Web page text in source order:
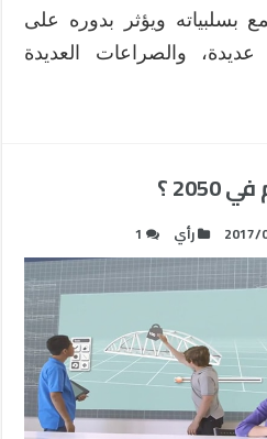
بسلبياته ويؤثر بدوره على
والصراعات العديدة
؟
2017/ رأي 1